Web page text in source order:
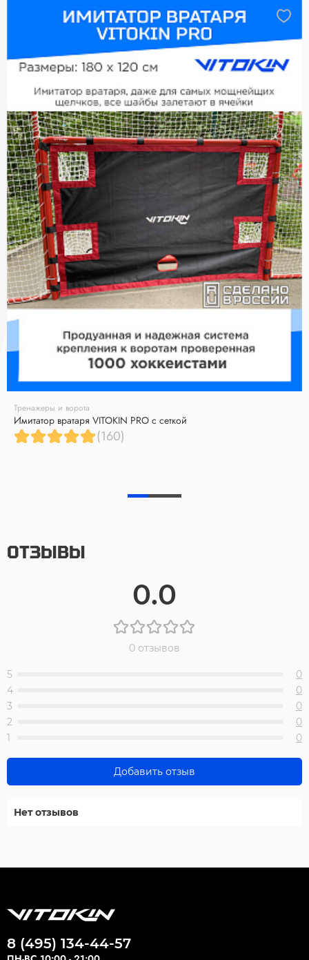
Тренажеры и ворота
Имитатор вратаря VITOKIN PRO с сеткой
(160)
ОТЗЫВЫ
0.0
0 отзывов
5
0
4
0
3
0
2
0
1
0
Добавить отзыв
Нет отзывов
8 (495) 134-44-57